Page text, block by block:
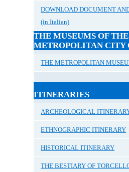
DOWNLOAD DOCUMENT
(in Italian)
THE MUSEUMS OF THE
METROPOLITAN CITY
THE METROPOLITAN
ITINERARIES
ARCHEOLOGICAL
ETHNOGRAPHIC ITINERARY
HISTORICAL ITINERARY
THE BESTIARY OF